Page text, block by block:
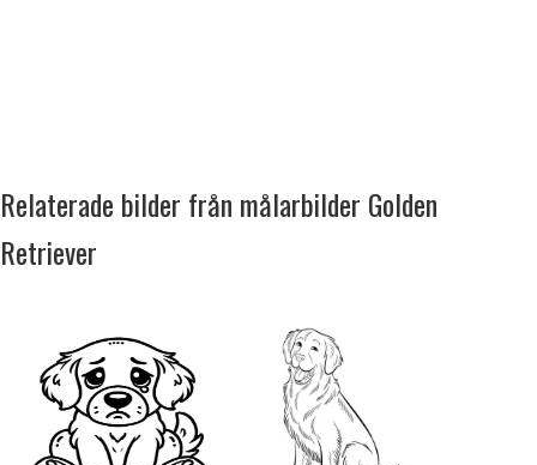
Relaterade bilder från målarbilder Golden
Retriever